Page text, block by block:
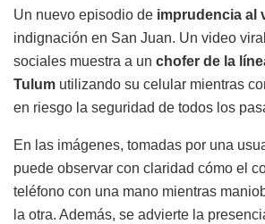
Un nuevo episodio de imprudencia al
indignación en San Juan. Un video
sociales muestra a un chofer de la
Tulum utilizando su celular mientras
en riesgo la seguridad de todos los
En las imágenes, tomadas por una
puede observar con claridad cómo el
teléfono con una mano mientras
la otra. Además, se advierte la